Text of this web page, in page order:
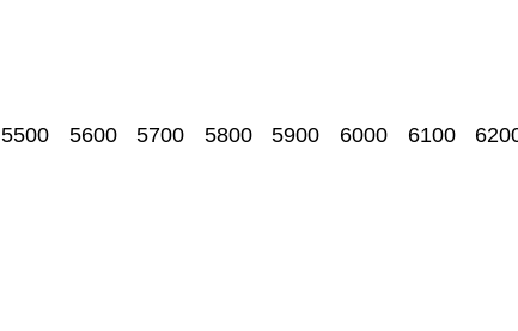
5500 5600 5700 5800 5900 6000 6100